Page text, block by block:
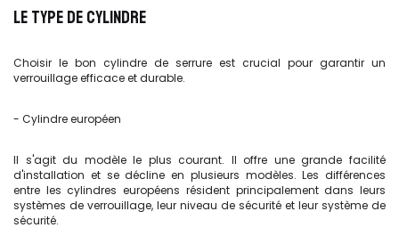
LE TYPE DE CYLINDRE
Choisir le bon cylindre de serrure est crucial pour garantir un
verrouillage efficace et durable.
- Cylindre européen
Il s'agit du modèle le plus courant. Il offre une grande facilité
d'installation et se décline en plusieurs modèles. Les différences
entre les cylindres européens résident principalement dans leurs
systèmes de verrouillage, leur niveau de sécurité et leur système de
sécurité.